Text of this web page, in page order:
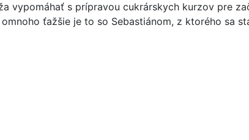
vypomáhať s prípravou cukrárskych kurzov pre
ťažšie je to so Sebastiánom, z ktorého sa